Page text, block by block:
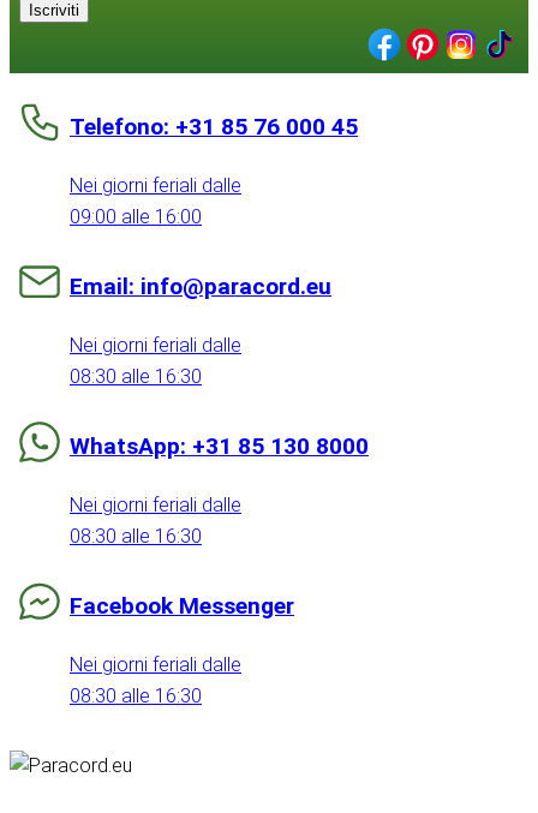
Iscriviti
Telefono: +31 85 76 000 45
Nei giorni feriali dalle
09:00 alle 16:00
Email: info@paracord.eu
Nei giorni feriali dalle
08:30 alle 16:30
WhatsApp: +31 85 130 8000
Nei giorni feriali dalle
08:30 alle 16:30
Facebook Messenger
Nei giorni feriali dalle
08:30 alle 16:30